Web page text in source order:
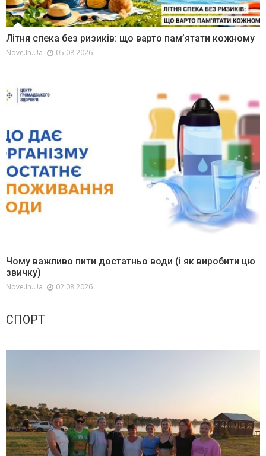
Літня спека без ризиків: що варто пам’ятати кожному
Nove.in.ua 05.08.2026
Чому важливо пити достатньо води (і як виробити цю
звичку)
Nove.in.ua 02.08.2026
СПОРТ